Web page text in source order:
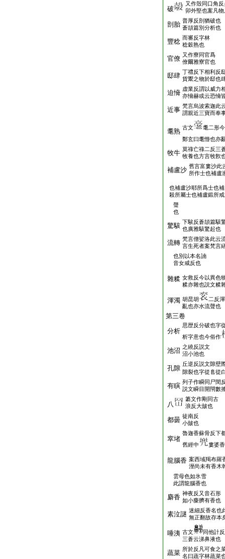
破
又作殼同口角
卯外堅也案凡
剖胎 普厚反剖猶破也
蒼頡篇別分析也
豐稔 而審反字林
稔穀熟也
官僚 又作寮同官爲
僚爾雅寮官也
邸肆 丁禮反下相利反
貨鬻之物於邸也
迫愶 虚業反謂以威力
亦愶赫或云恐愶
近事 梵言烏波索迦此
謂親近三寶而奉
耄熟 古文
耄二形
鄭玄曰耄惽也亦
牧牛 莫祿亡祿二反三
牧養也方言牧飮
補盧沙 舊言富婁沙此
所作士也補盧
也補盧沙耶所爲士也
殺所屬士也補盧鍛所
聲
也
驚駭 下騃反蒼頡篇駭
也廣雅駭驚起也
流轉 梵言僧娑洛此云
言生死者案梵言
也別以本名諵
音女咸反也
雜糅 女救反今以異色
糅亦雜也説文糅
渾濁 胡昆胡
二反渾
亂也亦水流聲也
第三卷
分析
思歴反分破也字
析字意也今俗作
池沼 之繞反説文
沼小池也
孔隙
丘逆反説文隙壁
隙裂也字從𨸏從
有瞚 列子作瞬同尸閏
説文瞬目開閇數
八
纂文作剛同古
浪反大皷也
都曇 徒南反
小皷也
窣堵
魯迦香蘇骨反下
舊經中
婁婆
龍腦香 案西域羯布羅
溼尚未有香木
雲母色如氷雪
此謂龍腦香也
麝香 神夜反又音石形
如小麋臍有香也
素泣謎 迷細反香名也
無正翻故存本
唾洟 古文
同他計反
三蒼云涕鼻液也
蔬菜 所於反凡可食之
名曰蔬字林蔬菜